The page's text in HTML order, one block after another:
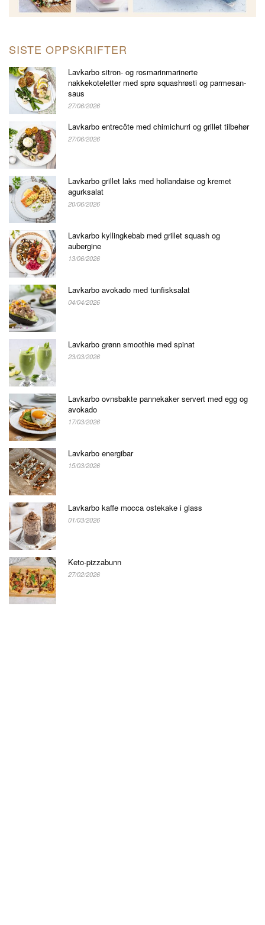
SISTE OPPSKRIFTER
Lavkarbo sitron- og rosmarinmarinerte
nakkekoteletter med sprø squashrøsti og parmesan-
saus
27/06/2026
Lavkarbo entrecôte med chimichurri og grillet tilbehør
27/06/2026
Lavkarbo grillet laks med hollandaise og kremet
agurksalat
20/06/2026
Lavkarbo kyllingkebab med grillet squash og
aubergine
13/06/2026
Lavkarbo avokado med tunfisksalat
04/04/2026
Lavkarbo grønn smoothie med spinat
23/03/2026
Lavkarbo ovnsbakte pannekaker servert med egg og
avokado
17/03/2026
Lavkarbo energibar
15/03/2026
Lavkarbo kaffe mocca ostekake i glass
01/03/2026
Keto-pizzabunn
27/02/2026